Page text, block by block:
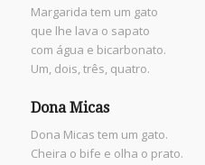
Margarida tem um gato
que lhe lava o sapato
com água e bicarbonato.
Um, dois, três, quatro.
Dona Micas
Dona Micas tem um gato.
Cheira o bife e olha o prato.